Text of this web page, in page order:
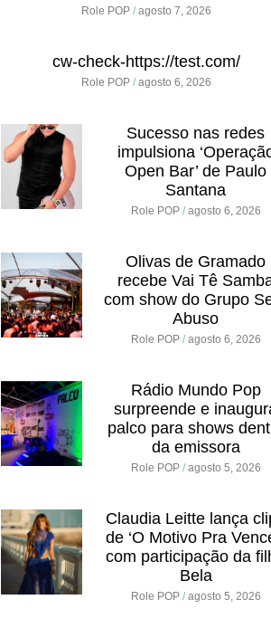
Role POP agosto 7, 2026
cw-check-https://test.com/
Role POP agosto 6, 2026
Sucesso nas redes
impulsiona
Open Bar’ de Paulo
Santana
Role POP agosto 6, 2026
Olivas de Gramado
recebe Vai Tê
com show do Grupo
Abuso
Role POP agosto 6, 2026
Rádio Mundo Pop
surpreende e
palco para shows
da emissora
Role POP agosto 5, 2026
Claudia Leitte lança
de ‘O Motivo Pra
com participação da
Bela
Role POP agosto 5, 2026